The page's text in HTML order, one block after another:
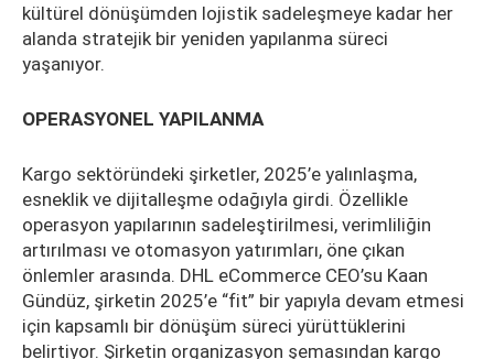
kültürel dönüşümden lojistik sadeleşmeye kadar her
alanda stratejik bir yeniden yapılanma süreci
yaşanıyor.
OPERASYONEL YAPILANMA
Kargo sektöründeki şirketler, 2025’e yalınlaşma,
esneklik ve dijitalleşme odağıyla girdi. Özellikle
operasyon yapılarının sadeleştirilmesi, verimliliğin
artırılması ve otomasyon yatırımları, öne çıkan
önlemler arasında. DHL eCommerce CEO’su Kaan
Gündüz, şirketin 2025’e “fit” bir yapıyla devam etmesi
için kapsamlı bir dönüşüm süreci yürüttüklerini
belirtiyor. Şirketin organizasyon şemasından kargo